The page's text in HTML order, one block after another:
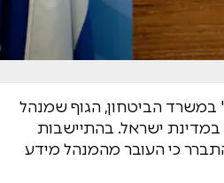
במשרד הביטחון, הגוף שמנהל
במדינת ישראל. בהתיישבות
כי העובר מהמנהל מידע